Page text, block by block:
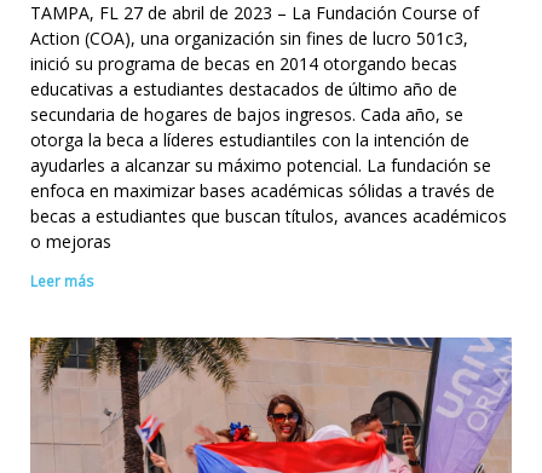
TAMPA, FL 27 de abril de 2023 – La Fundación Course of
Action (COA), una organización sin fines de lucro 501c3,
inició su programa de becas en 2014 otorgando becas
educativas a estudiantes destacados de último año de
secundaria de hogares de bajos ingresos. Cada año, se
otorga la beca a líderes estudiantiles con la intención de
ayudarles a alcanzar su máximo potencial. La fundación se
enfoca en maximizar bases académicas sólidas a través de
becas a estudiantes que buscan títulos, avances académicos
o mejoras
Leer más